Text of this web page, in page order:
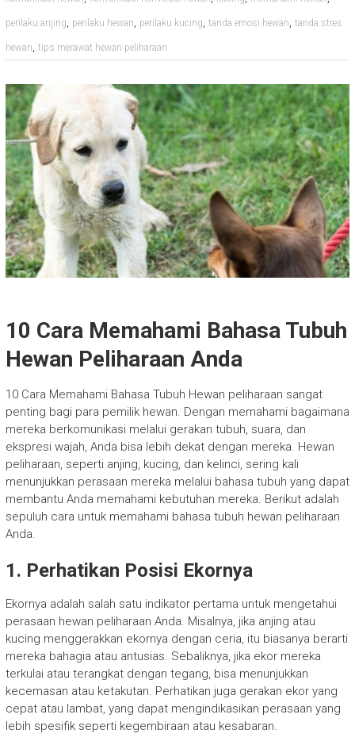
perilaku anjing, perilaku hewan, perilaku kucing, tanda emosi hewan, tanda stres
hewan, tips merawat hewan peliharaan
10 Cara Memahami Bahasa Tubuh
Hewan Peliharaan Anda
10 Cara Memahami Bahasa Tubuh Hewan peliharaan sangat
penting bagi para pemilik hewan. Dengan memahami bagaimana
mereka berkomunikasi melalui gerakan tubuh, suara, dan
ekspresi wajah, Anda bisa lebih dekat dengan mereka. Hewan
peliharaan, seperti anjing, kucing, dan kelinci, sering kali
menunjukkan perasaan mereka melalui bahasa tubuh yang dapat
membantu Anda memahami kebutuhan mereka. Berikut adalah
sepuluh cara untuk memahami bahasa tubuh hewan peliharaan
Anda.
1. Perhatikan Posisi Ekornya
Ekornya adalah salah satu indikator pertama untuk mengetahui
perasaan hewan peliharaan Anda. Misalnya, jika anjing atau
kucing menggerakkan ekornya dengan ceria, itu biasanya berarti
mereka bahagia atau antusias. Sebaliknya, jika ekor mereka
terkulai atau terangkat dengan tegang, bisa menunjukkan
kecemasan atau ketakutan. Perhatikan juga gerakan ekor yang
cepat atau lambat, yang dapat mengindikasikan perasaan yang
lebih spesifik seperti kegembiraan atau kesabaran.